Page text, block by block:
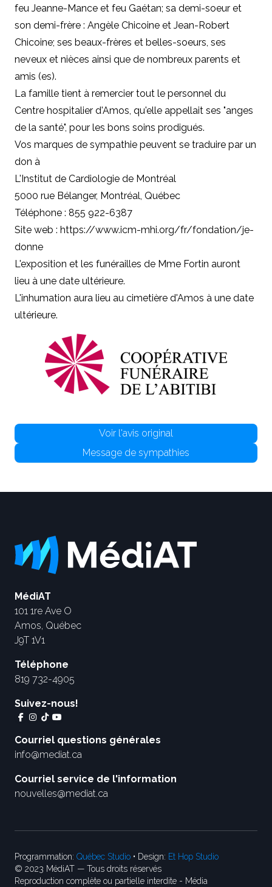
feu Jeanne-Mance et feu Gaétan; sa demi-soeur et
son demi-frère : Angèle Chicoine et Jean-Robert
Chicoine; ses beaux-frères et belles-soeurs, ses
neveux et nièces ainsi que de nombreux parents et
amis (es).
La famille tient à remercier tout le personnel du
Centre hospitalier d'Amos, qu'elle appellait ses "anges
de la santé", pour les bons soins prodigués.
Vos marques de sympathie peuvent se traduire par un
don à
L'Institut de Cardiologie de Montréal
5000 rue Bélanger, Montréal, Québec
Téléphone : 855 922-6387
Site web : https://www.icm-mhi.org/fr/fondation/je-
donne
L'exposition et les funérailles de Mme Fortin auront
lieu à une date ultérieure.
L'inhumation aura lieu au cimetière d'Amos à une date
ultérieure.
Voir l'avis original
Message de sympathies
MédiAT
101 1re Ave O
Amos, Québec
J9T 1V1
Téléphone
819 732-4905
Suivez-nous!
Courriel questions générales
info@mediat.ca
Courriel service de l'information
nouvelles@mediat.ca
Programmation: Québec Studio • Design: Et Hop Studio
© 2023 MédiAT — Tous droits réservés
Reproduction complète ou partielle interdite - Média